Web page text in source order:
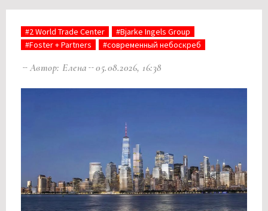
#2 World Trade Center
#Bjarke Ingels Group
#Foster + Partners
#современный небоскреб
Автор: Елена 05.08.2026, 16:38